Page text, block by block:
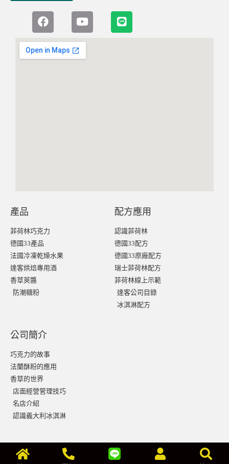
產品
菲荷林巧克力
德國33產品
法國冷凍乾燥水果
達客烘焙專用酒
香草莢醬
防潮糖粉
配方應用
認識菲荷林
德國33配方
德國33原廠配方
瑞士菲荷林配方
菲荷林線上示範
達客公司目錄
冰淇淋配方
公司簡介
巧克力的故事
法蘭酥粉的應用
香草的世界
店面經營管理技巧
名店介紹
認識義大利冰淇淋
© 2022 版權屬於達客實業有限公司 | 隱私條款及細則